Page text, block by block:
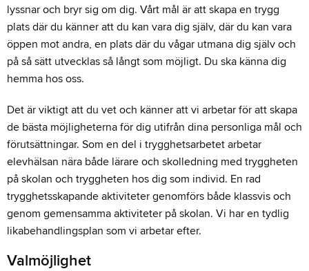
lyssnar och bryr sig om dig. Vårt mål är att skapa en trygg
plats där du känner att du kan vara dig själv, där du kan vara
öppen mot andra, en plats där du vågar utmana dig själv och
på så sätt utvecklas så långt som möjligt. Du ska känna dig
hemma hos oss.
Det är viktigt att du vet och känner att vi arbetar för att skapa
de bästa möjligheterna för dig utifrån dina personliga mål och
förutsättningar. Som en del i trygghetsarbetet arbetar
elevhälsan nära både lärare och skolledning med tryggheten
på skolan och tryggheten hos dig som individ. En rad
trygghetsskapande aktiviteter genomförs både klassvis och
genom gemensamma aktiviteter på skolan. Vi har en tydlig
likabehandlingsplan som vi arbetar efter.
Valmöjlighet